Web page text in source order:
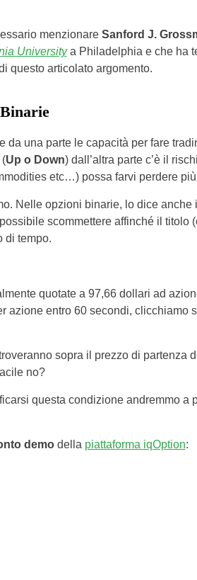
menzionare Sanford J.
Universitya Philadelphia e che ha
questo articolato argomento.
da una parte le capacità per fare
Up o Down) dall’altra parte c’è il
etc…) possa farvi perdere
Nelle opzioni binarie, lo dice
scommettere affinché il titolo
di tempo.
quotate a 97,66 dollari ad
azione entro 60 secondi, clicchiamo
sopra il prezzo di partenza
no?
questa condizione andremmo a
demodella piattaforma iqOption: